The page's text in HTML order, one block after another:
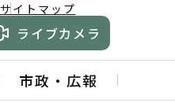
サイトマップ
ライブカメラ
市政・広報